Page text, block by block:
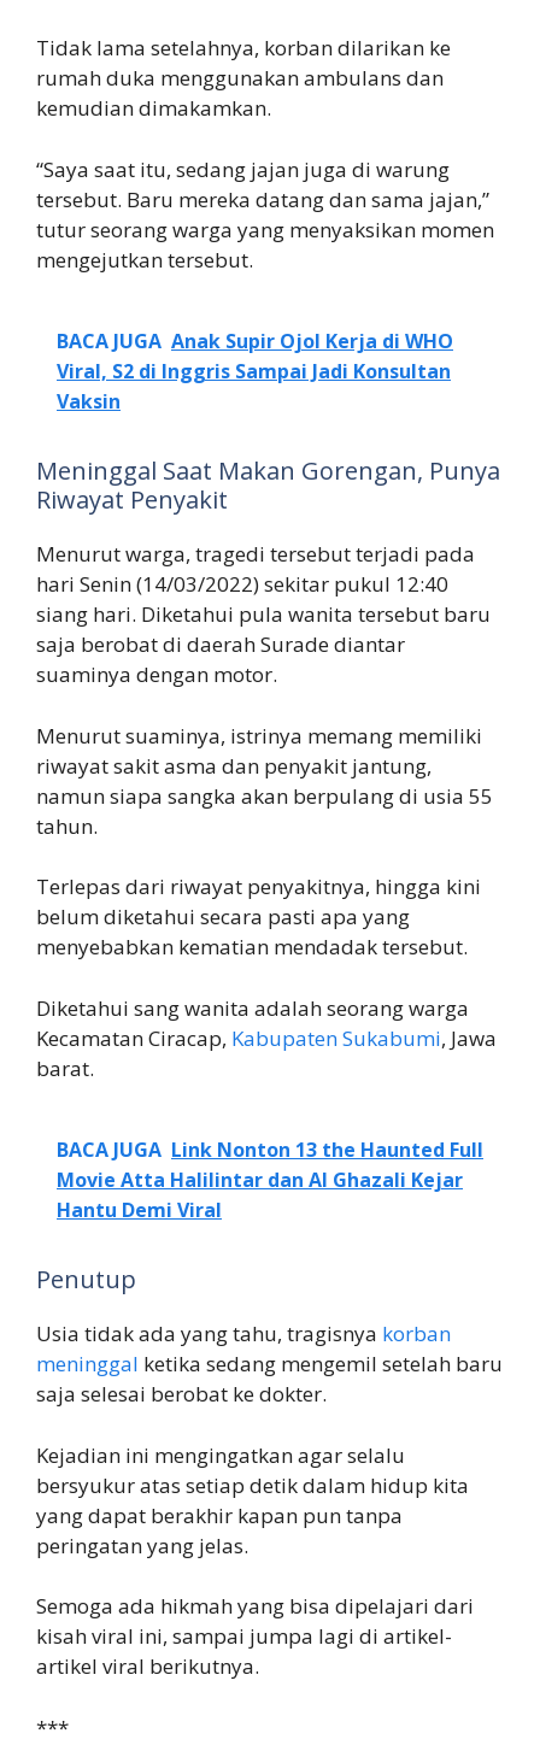
Tidak lama setelahnya, korban dilarikan ke
rumah duka menggunakan ambulans dan
kemudian dimakamkan.
“Saya saat itu, sedang jajan juga di warung
tersebut. Baru mereka datang dan sama jajan,”
tutur seorang warga yang menyaksikan momen
mengejutkan tersebut.
BACA JUGA Anak Supir Ojol Kerja di WHO
Viral, S2 di Inggris Sampai Jadi Konsultan
Vaksin
Meninggal Saat Makan Gorengan, Punya
Riwayat Penyakit
Menurut warga, tragedi tersebut terjadi pada
hari Senin (14/03/2022) sekitar pukul 12:40
siang hari. Diketahui pula wanita tersebut baru
saja berobat di daerah Surade diantar
suaminya dengan motor.
Menurut suaminya, istrinya memang memiliki
riwayat sakit asma dan penyakit jantung,
namun siapa sangka akan berpulang di usia 55
tahun.
Terlepas dari riwayat penyakitnya, hingga kini
belum diketahui secara pasti apa yang
menyebabkan kematian mendadak tersebut.
Diketahui sang wanita adalah seorang warga
Kecamatan Ciracap, Kabupaten Sukabumi, Jawa
barat.
BACA JUGA Link Nonton 13 the Haunted Full
Movie Atta Halilintar dan Al Ghazali Kejar
Hantu Demi Viral
Penutup
Usia tidak ada yang tahu, tragisnya korban
meninggal ketika sedang mengemil setelah baru
saja selesai berobat ke dokter.
Kejadian ini mengingatkan agar selalu
bersyukur atas setiap detik dalam hidup kita
yang dapat berakhir kapan pun tanpa
peringatan yang jelas.
Semoga ada hikmah yang bisa dipelajari dari
kisah viral ini, sampai jumpa lagi di artikel-
artikel viral berikutnya.
***